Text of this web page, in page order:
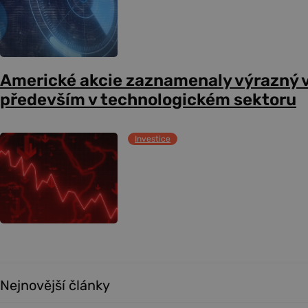
Americké akcie zaznamenaly výrazný
především v technologickém sektoru
Investice
Nejnovější články